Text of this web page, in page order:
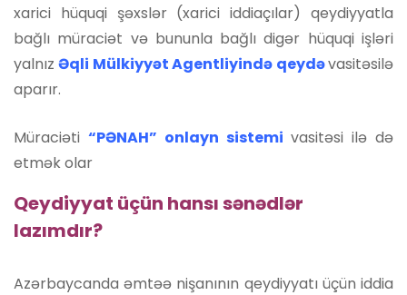
xarici hüquqi şəxslər (xarici iddiaçılar) qeydiyyatla
bağlı müraciət və bununla bağlı digər hüquqi işləri
yalnızƏqli Mülkiyyət Agentliyində qeydəvasitəsilə
aparır.
Müraciəti “PƏNAH” onlayn sistemi vasitəsi ilə də
etmək olar
Qeydiyyat üçün hansı sənədlər
lazımdır?
Azərbaycanda əmtəə nişanının qeydiyyatı üçün iddia